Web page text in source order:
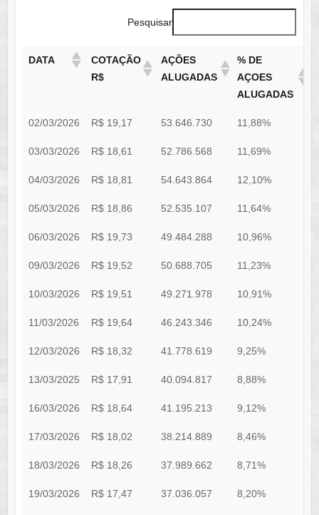
Pesquisar
DATA
COTAÇÃO
R$
AÇÕES
ALUGADAS
% DE
AÇOES
ALUGADAS
02/03/2026 R$ 19,17 53.646.730 11,88%
03/03/2026 R$ 18,61 52.786.568 11,69%
04/03/2026 R$ 18,81 54.643.864 12,10%
05/03/2026 R$ 18,86 52.535.107 11,64%
06/03/2026 R$ 19,73 49.484.288 10,96%
09/03/2026 R$ 19,52 50.688.705 11,23%
10/03/2026 R$ 19,51 49.271.978 10,91%
11/03/2026 R$ 19,64 46.243.346 10,24%
12/03/2026 R$ 18,32 41.778.619 9,25%
13/03/2025 R$ 17,91 40.094.817 8,88%
16/03/2026 R$ 18,64 41.195.213 9,12%
17/03/2026 R$ 18,02 38.214.889 8,46%
18/03/2026 R$ 18,26 37.989.662 8,71%
19/03/2026 R$ 17,47 37.036.057 8,20%